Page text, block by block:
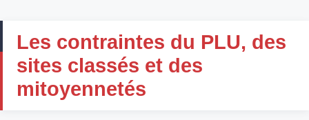
Les contraintes du PLU, des
sites classés et des
mitoyennetés